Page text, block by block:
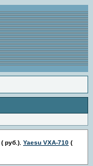
( руб.) Yaesu VXA-710 (